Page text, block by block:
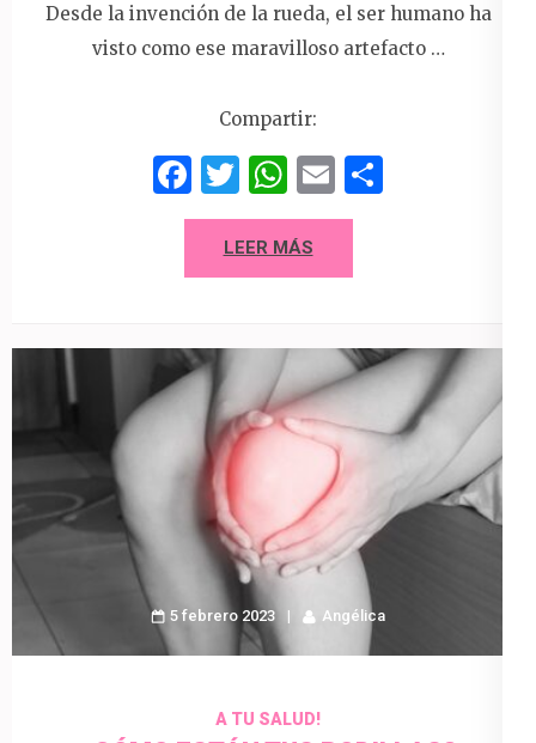
Desde la invención de la rueda, el ser humano ha
visto como ese maravilloso artefacto …
Compartir:
Facebook
Twitter
WhatsApp
Email
LEER MÁS
5 febrero 2023 Angélica
A TU SALUD!